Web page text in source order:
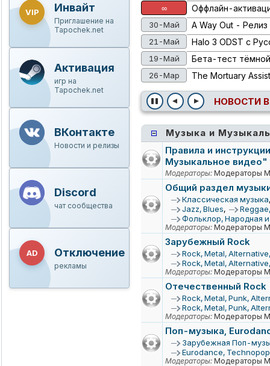
VIP Инвайт
Приглашение на
Tapochek.net
Активация
игр на
Tapochek.net
ВКонтакте
Новости и релизы
Discord
чат сообщества
AD Отключение
рекламы
∞ Оффлайн-
30-Май A Way Out - Релиз
21-Май Halo 3 ODST с
19-Май Бета-тест
26-Мар The Mortuary
НОВОСТИ
Музыка и
Правила и
Музыкальное видео"
Модераторы: Модераторы
Общий раздел
Классическая музыка
Jazz, Blues,
Фольклор, Народная
Модераторы: Модераторы
Зарубежный Rock
Rосk, Mеtаl,
Rосk, Mеtаl,
Модераторы: Модераторы
Отечественный Rock
Rосk, Metal, Punk,
Rосk, Metal, Punk,
Модераторы: Модераторы
Поп-музыка,
Зарубежная Поп-
Eurodance,
Модераторы: Модераторы